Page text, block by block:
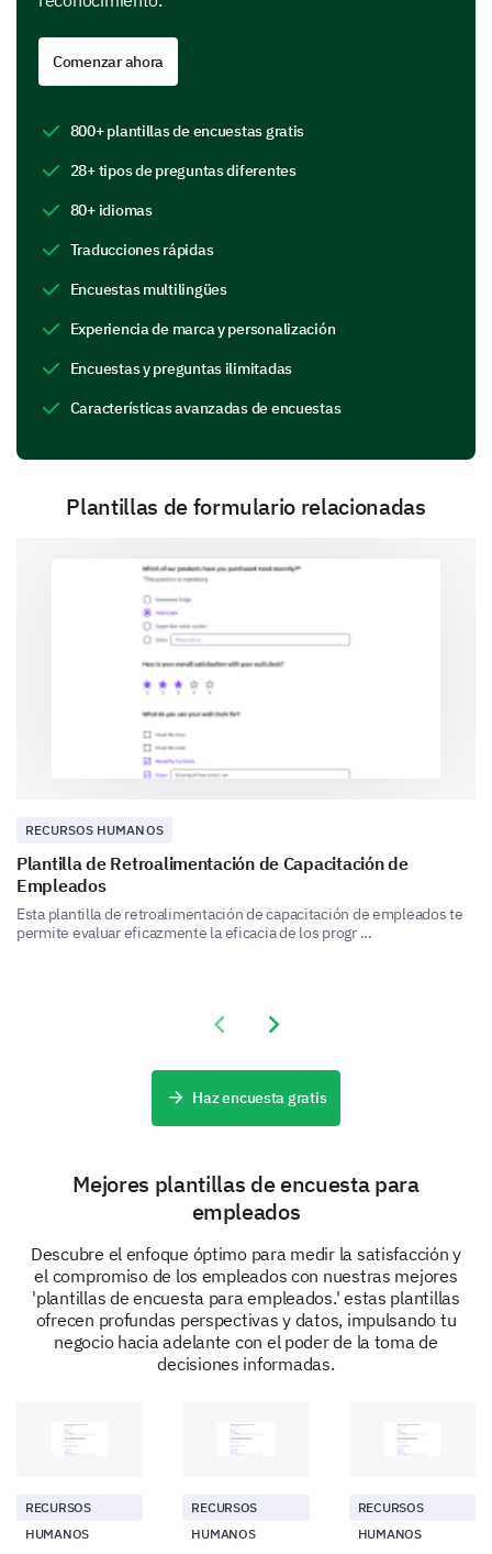
Other, please specify
Are there any specific aspects of the Employee
Recognition Program that you appreciate the
Suggestions for Improvement
Your ideas and suggestions can greatly help us to
improve our Employee Recognition Program.
focus group for developing future recognition
programs?
Comenzar ahora
800+ plantillas de encuestas gratis
28+ tipos de preguntas diferentes
80+ idiomas
Traducciones rápidas
Encuestas multilingües
Experiencia de marca y personalización
Encuestas y preguntas ilimitadas
Características avanzadas de encuestas
Plantillas de formulario relacionadas
RECURSOS HUMANOS
Plantilla de Retroalimentación de Capacitación de
Empleados
Esta plantilla de retroalimentación de capacitación de empleados te
permite evaluar eficazmente la eficacia de los progr ...
Previous slide
Next slide
Haz encuesta gratis
Mejores plantillas de encuesta para
empleados
Descubre el enfoque óptimo para medir la satisfacción y
el compromiso de los empleados con nuestras mejores
'plantillas de encuesta para empleados.' estas plantillas
ofrecen profundas perspectivas y datos, impulsando tu
negocio hacia adelante con el poder de la toma de
decisiones informadas.
RECURSOS
HUMANOS
RECURSOS
HUMANOS
RECURSOS
HUMANOS